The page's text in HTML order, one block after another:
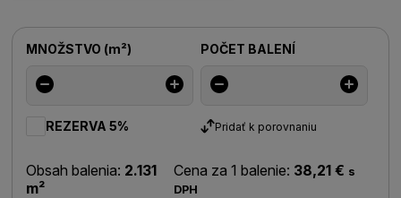
MNOŽSTVO (m²) POČET BALENÍ
REZERVA 5% Pridať k porovnaniu
Obsah balenia: 2.131
m²
Cena za 1 balenie: 38,21 € s
DPH